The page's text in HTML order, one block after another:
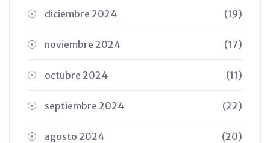
diciembre 2024 (19)
noviembre 2024 (17)
octubre 2024 (11)
septiembre 2024 (22)
agosto 2024 (20)